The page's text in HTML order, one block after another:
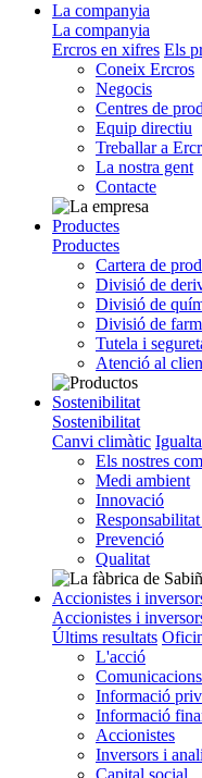
La companyia
La companyia
Ercros en xifres Els
Coneix Ercros
Negocis
Centres de
Equip directiu
Treballar a
La nostra gent
Contacte
Productes
Productes
Cartera de
Divisió de
Divisió de
Divisió de
Tutela i
Atenció al
Sostenibilitat
Sostenibilitat
Canvi climàtic
Els nostres
Medi ambient
Innovació
Prevenció
Qualitat
Accionistes i
Accionistes i
Últims resultats
L'acció
Informació
Informació
Accionistes
Inversors i